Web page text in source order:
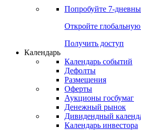
Попробуйте 7-
Откройте
Получить доступ
Календарь
Календарь событий
Дефолты
Размещения
Оферты
Аукционы госбумаг
Денежный рынок
Дивидендный
Календарь инвестора